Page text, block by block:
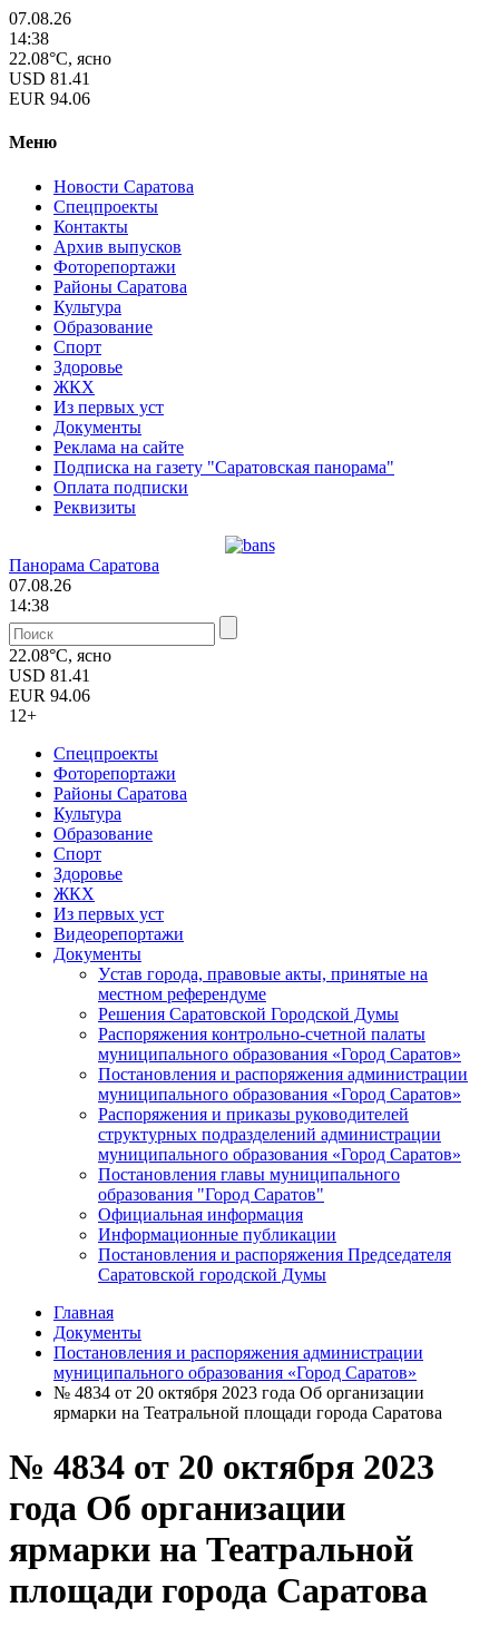
07.08.26
14:38
22.08°C, ясно
USD 81.41
EUR 94.06
Меню
Новости Саратова
Спецпроекты
Контакты
Архив выпусков
Фоторепортажи
Районы Саратова
Культура
Образование
Спорт
Здоровье
ЖКХ
Из пеpвых уст
Документы
Реклама на сайте
Подписка на газету "Саратовская панорама"
Оплата подписки
Реквизиты
Панорама Саратова
07.08.26
14:38
22.08°C, ясно
USD 81.41
EUR 94.06
12+
Спецпроекты
Фоторепортажи
Районы Саратова
Культура
Образование
Спорт
Здоровье
ЖКХ
Из пеpвых уст
Видеорепортажи
Документы
Уcтав города, правовые акты, принятые на
местном референдуме
Решения Саратовской Городской Думы
Распоряжения контрольно-счетной палаты
муниципального образования «Город Саратов»
Постановления и распоряжения администрации
муниципального образования «Город Саратов»
Распоряжения и приказы руководителей
структурных подразделений администрации
муниципального образования «Город Саратов»
Постановления главы муниципального
образования "Город Саратов"
Официальная информация
Информационные публикации
Постановления и распоряжения Председателя
Саратовской городской Думы
Главная
Документы
Постановления и распоряжения администрации
муниципального образования «Город Саратов»
№ 4834 от 20 октября 2023 года Об организации
ярмарки на Театральной площади города Саратова
№ 4834 от 20 октября 2023
года Об организации
ярмарки на Театральной
площади города Саратова